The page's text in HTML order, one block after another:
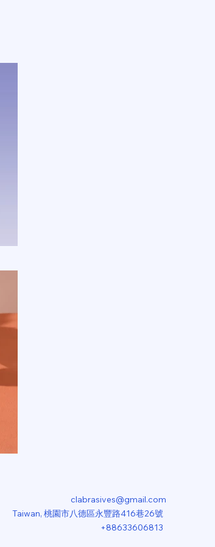
clabrasives@gmail.com
Taiwan, 桃園市八德區永豐路416巷26號
+88633606813